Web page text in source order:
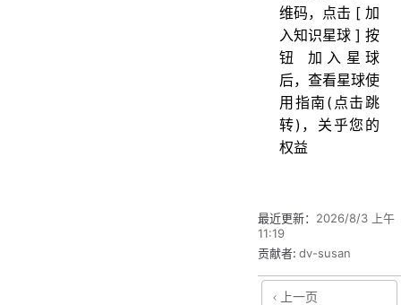
维码，点击 [ 加
入知识星球 ] 按
钮 加入星球
后，查看星球使
用指南(点击跳
转)，关乎您的
权益
最近更新： 2026/8/3 上午
11:19
贡献者: dv-susan
上一页